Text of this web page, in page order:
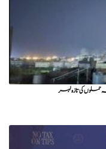
کی تازہ لہر